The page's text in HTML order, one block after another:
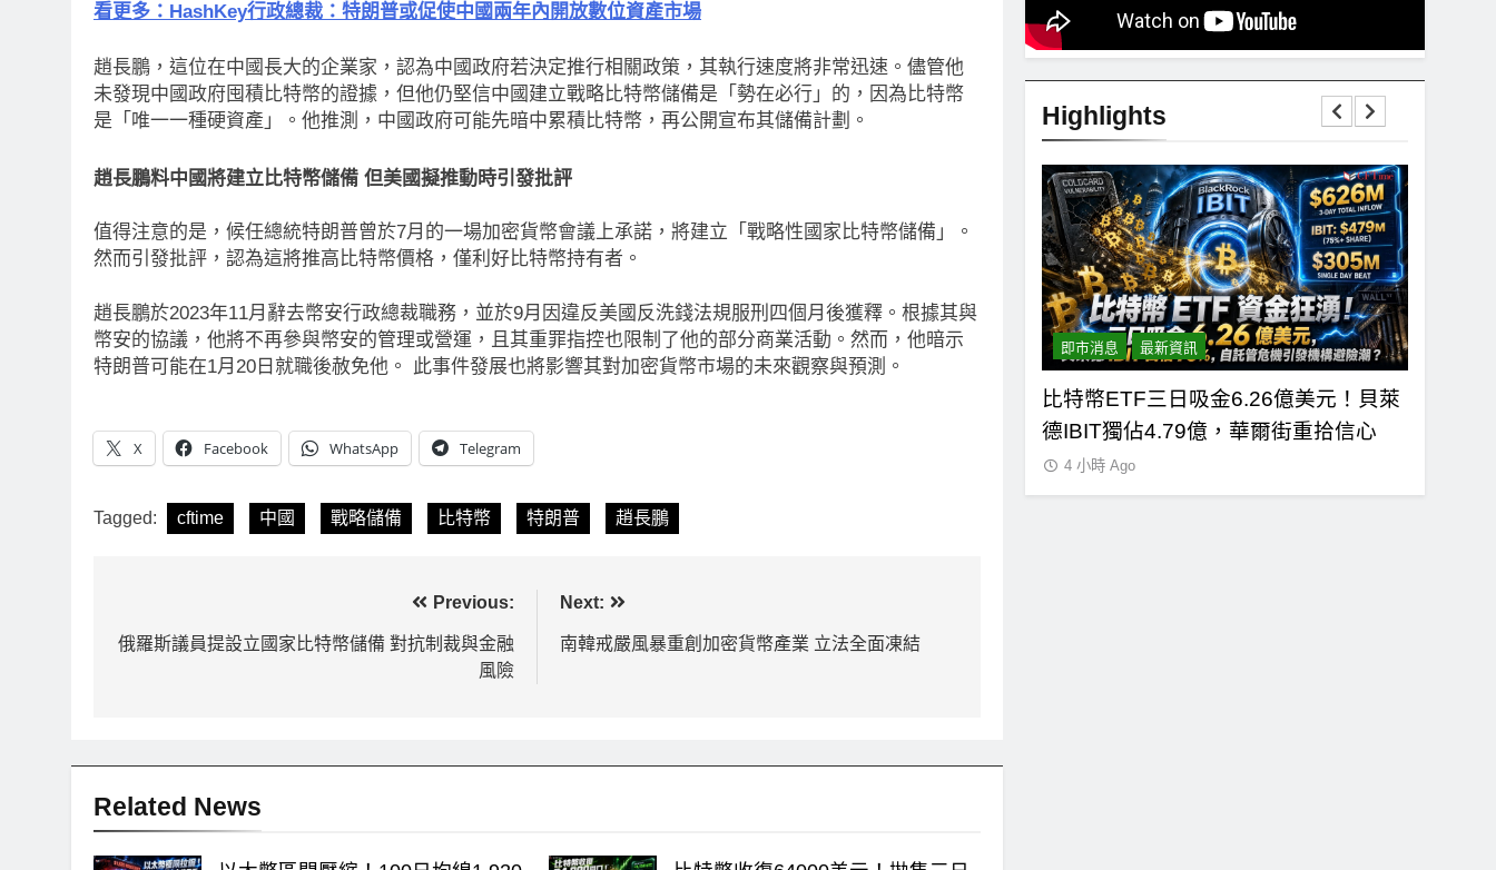
看更多：HashKey行政總裁：特朗普或促使中國兩年內開放數位資產市場
趙長鵬，這位在中國長大的企業家，認為中國政府若決定推行相關政策，其執行速度將非常迅速。儘管他
未發現中國政府囤積比特幣的證據，但他仍堅信中國建立戰略比特幣儲備是「勢在必行」的，因為比特幣
是「唯一一種硬資產」。他推測，中國政府可能先暗中累積比特幣，再公開宣布其儲備計劃。
趙長鵬料中國將建立比特幣儲備 但美國擬推動時引發批評
值得注意的是，候任總統特朗普曾於7月的一場加密貨幣會議上承諾，將建立「戰略性國家比特幣儲備」。
然而引發批評，認為這將推高比特幣價格，僅利好比特幣持有者。
趙長鵬於2023年11月辭去幣安行政總裁職務，並於9月因違反美國反洗錢法規服刑四個月後獲釋。根據其與
幣安的協議，他將不再參與幣安的管理或營運，且其重罪指控也限制了他的部分商業活動。然而，他暗示
特朗普可能在1月20日就職後赦免他。 此事件發展也將影響其對加密貨幣市場的未來觀察與預測。
X Facebook WhatsApp Telegram
Tagged: cftime 中國 戰略儲備 比特幣 特朗普 趙長鵬
章
Previous:
俄羅斯議員提設立國家比特幣儲備 對抗制裁與金融
風險
Next:
南韓戒嚴風暴重創加密貨幣產業 立法全面凍結
Related News
Highlights
即市消息 最新資訊
鍵 期貨槓桿比率逼近0.65
4 小時 Ago
即市消息 最新資訊
轉！短期持有者從恐慌賣出轉為淨買入
4 小時 Ago
即市消息 最新資訊
比特幣ETF三日吸金6.26億美元！貝萊
德IBIT獨佔4.79億，華爾街重拾信心
即市消息 最新資訊
CLARITY法案最後闖關！開發者免責與
總統道德條款成兩大障礙